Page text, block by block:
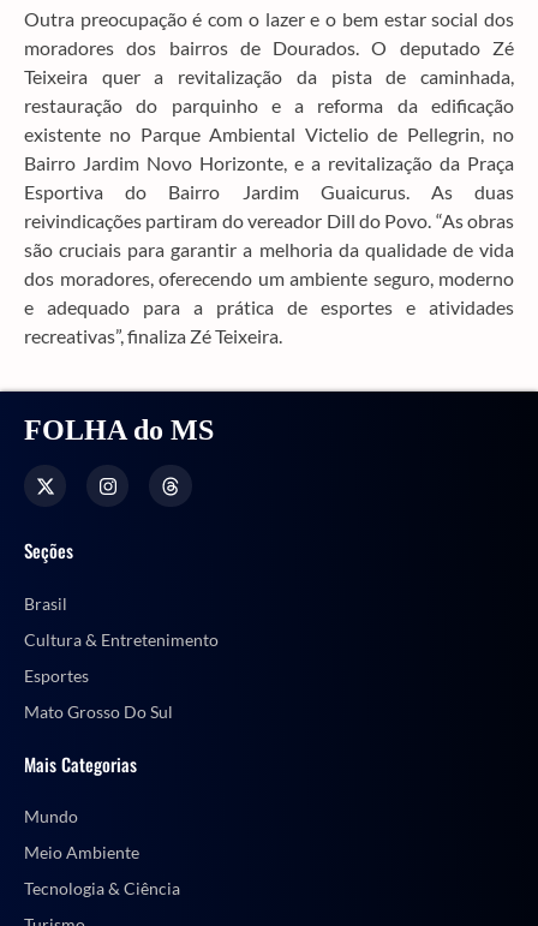
Outra preocupação é com o lazer e o bem estar social dos
moradores dos bairros de Dourados. O deputado Zé
Teixeira quer a revitalização da pista de caminhada,
restauração do parquinho e a reforma da edificação
existente no Parque Ambiental Victelio de Pellegrin, no
Bairro Jardim Novo Horizonte, e a revitalização da Praça
Esportiva do Bairro Jardim Guaicurus. As duas
reivindicações partiram do vereador Dill do Povo. “As obras
são cruciais para garantir a melhoria da qualidade de vida
dos moradores, oferecendo um ambiente seguro, moderno
e adequado para a prática de esportes e atividades
recreativas”, finaliza Zé Teixeira.
FOLHA do MS
Seções
Brasil
Cultura & Entretenimento
Esportes
Mato Grosso Do Sul
Mais Categorias
Mundo
Meio Ambiente
Tecnologia & Ciência